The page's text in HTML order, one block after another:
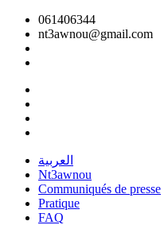
061406344
nt3awnou@gmail.com
العربية
Nt3awnou
Communiqués de presse
Pratique
FAQ